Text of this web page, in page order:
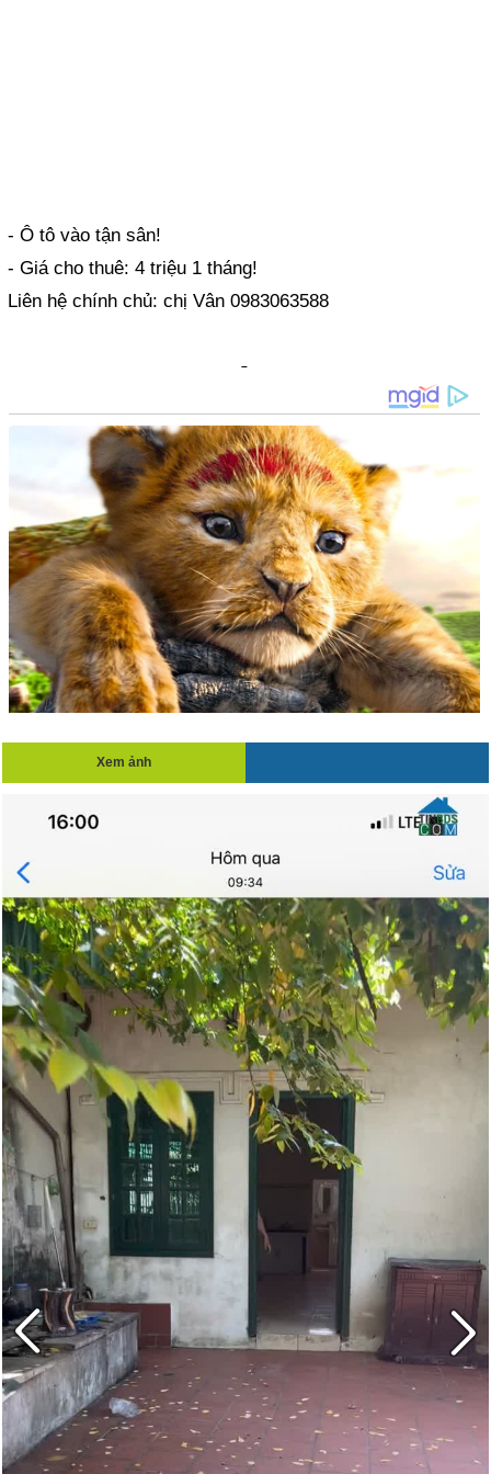
- Ô tô vào tận sân!
- Giá cho thuê: 4 triệu 1 tháng!
Liên hệ chính chủ: chị Vân 0983063588
Xem ảnh